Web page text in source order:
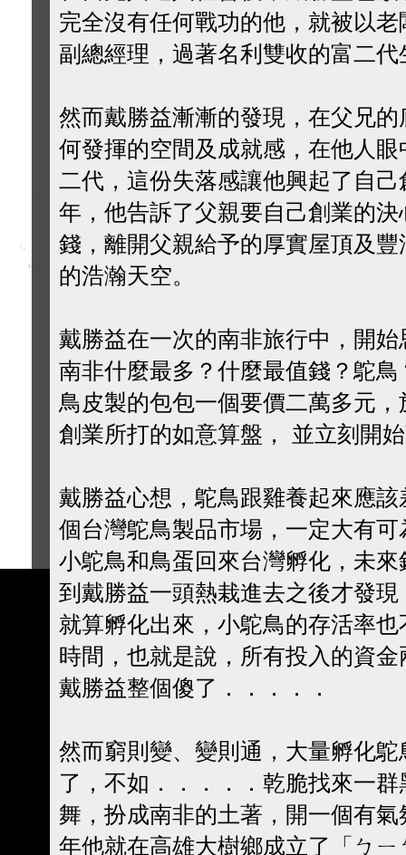
完全沒有任何戰功的他，就被以
副總經理，過著名利雙收的富二代
然而戴勝益漸漸的發現，在父兄
何發揮的空間及成就感，在他人
二代，這份失落感讓他興起了自
年，他告訴了父親要自己創業的
錢，離開父親給予的厚實屋頂及
的浩瀚天空。
戴勝益在一次的南非旅行中，開
南非什麼最多？什麼最值錢？鴕
鳥皮製的包包一個要價二萬多元
創業所打的如意算盤， 並立刻開
戴勝益心想，鴕鳥跟雞養起來應
個台灣鴕鳥製品市場，一定大有
小鴕鳥和鳥蛋回來台灣孵化，未
到戴勝益一頭熱栽進去之後才發
就算孵化出來，小鴕鳥的存活率
時間，也就是說，所有投入的資
戴勝益整個傻了．．．．．
然而窮則變、變則通，大量孵化
了，不如．．．．．乾脆找來一
舞，扮成南非的土著，開一個有
年他就在高雄大樹鄉成立了「ㄅ